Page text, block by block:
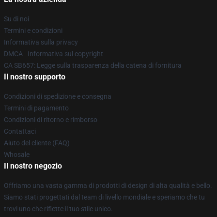
Su di noi
Termini e condizioni
Informativa sulla privacy
DMCA - Informativa sul copyright
CA SB657: Legge sulla trasparenza della catena di fornitura
Il nostro supporto
Condizioni di spedizione e consegna
Termini di pagamento
Condizioni di ritorno e rimborso
Contattaci
Aiuto del cliente (FAQ)
Whosale
Il nostro negozio
Offriamo una vasta gamma di prodotti di design di alta qualità e bello.
Siamo stati progettati dal team di livello mondiale e speriamo che tu
trovi uno che riflette il tuo stile unico.